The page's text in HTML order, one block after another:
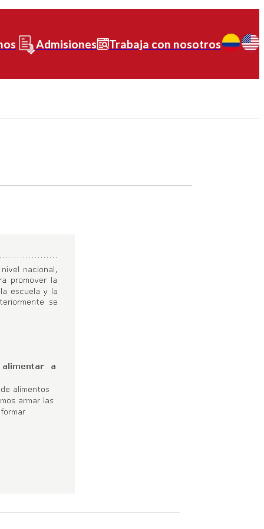
Admisiones Trabaja con nosotros